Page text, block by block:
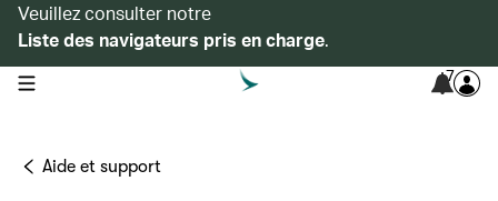
Veuillez consulter notre
Liste des navigateurs pris en charge.
open navigation menu 7
Aide et support